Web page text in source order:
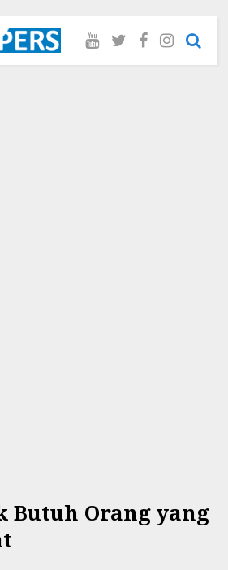
Butuh Orang yang